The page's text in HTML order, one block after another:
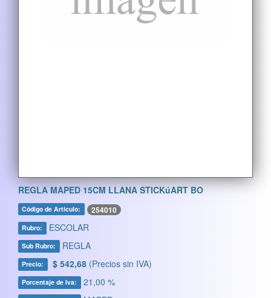
REGLA MAPED 15CM LLANA STICKúART BO
Código de Artículo: 254010
Rubro: ESCOLAR
Sub Rubro: REGLA
Precio: $ 542,68 (Precios sin IVA)
Porcentaje de Iva: 21,00 %